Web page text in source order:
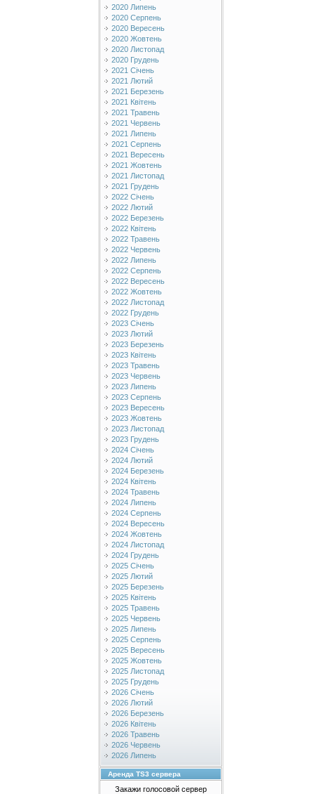
2020 Липень
2020 Серпень
2020 Вересень
2020 Жовтень
2020 Листопад
2020 Грудень
2021 Січень
2021 Лютий
2021 Березень
2021 Квітень
2021 Травень
2021 Червень
2021 Липень
2021 Серпень
2021 Вересень
2021 Жовтень
2021 Листопад
2021 Грудень
2022 Січень
2022 Лютий
2022 Березень
2022 Квітень
2022 Травень
2022 Червень
2022 Липень
2022 Серпень
2022 Вересень
2022 Жовтень
2022 Листопад
2022 Грудень
2023 Січень
2023 Лютий
2023 Березень
2023 Квітень
2023 Травень
2023 Червень
2023 Липень
2023 Серпень
2023 Вересень
2023 Жовтень
2023 Листопад
2023 Грудень
2024 Січень
2024 Лютий
2024 Березень
2024 Квітень
2024 Травень
2024 Липень
2024 Серпень
2024 Вересень
2024 Жовтень
2024 Листопад
2024 Грудень
2025 Січень
2025 Лютий
2025 Березень
2025 Квітень
2025 Травень
2025 Червень
2025 Липень
2025 Серпень
2025 Вересень
2025 Жовтень
2025 Листопад
2025 Грудень
2026 Січень
2026 Лютий
2026 Березень
2026 Квітень
2026 Травень
2026 Червень
2026 Липень
Аренда TS3 сервера
Закажи голосовой сервер